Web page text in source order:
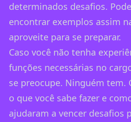
determinados desafios.
encontrar exemplos assim
aproveite para se preparar.
Caso você não tenha
funções necessárias no
se preocupe. Ninguém tem.
o que você sabe fazer e
ajudaram a vencer desafios